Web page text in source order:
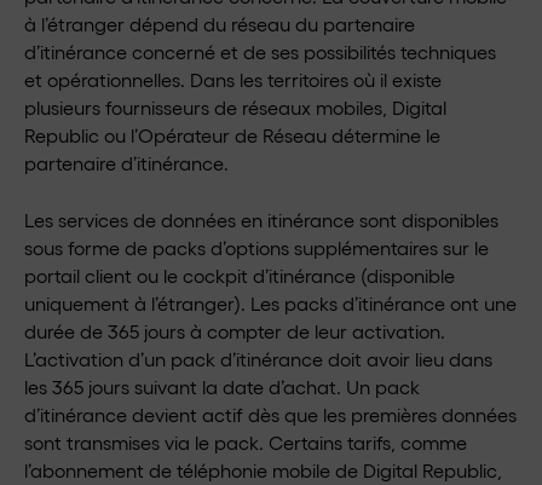
à l’étranger dépend du réseau du partenaire
d’itinérance concerné et de ses possibilités techniques
et opérationnelles. Dans les territoires où il existe
plusieurs fournisseurs de réseaux mobiles, Digital
Republic ou l’Opérateur de Réseau détermine le
partenaire d’itinérance.
Les services de données en itinérance sont disponibles
sous forme de packs d’options supplémentaires sur le
portail client ou le cockpit d’itinérance (disponible
uniquement à l’étranger). Les packs d’itinérance ont une
durée de 365 jours à compter de leur activation.
L’activation d’un pack d’itinérance doit avoir lieu dans
les 365 jours suivant la date d’achat. Un pack
d’itinérance devient actif dès que les premières données
sont transmises via le pack. Certains tarifs, comme
l’abonnement de téléphonie mobile de Digital Republic,